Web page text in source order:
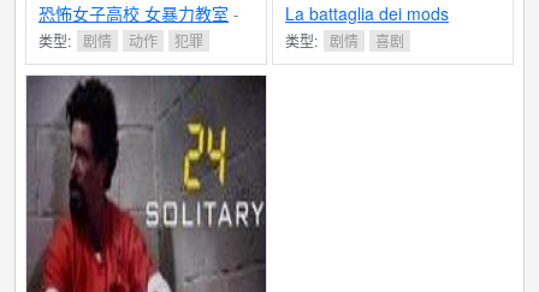
恐怖女子高校 女暴力教室 -
6.0分
类型: 剧情 动作 犯罪
La battaglia dei mods
类型: 剧情 喜剧